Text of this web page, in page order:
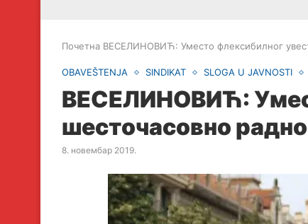
Почетна ВЕСЕЛИНОВИЋ: Уместо флексибилног
OBAVEŠTENJA SINDIKAT SLOGA U JAVNOSTI
ВЕСЕЛИНОВИЋ:
шесточасовно
8. новембар 2019.